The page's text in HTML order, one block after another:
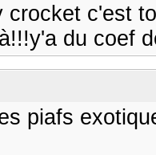
crocket c'est
du coef
piafs